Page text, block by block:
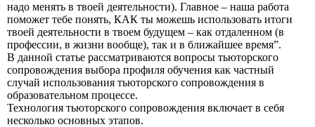
надо менять в твоей деятельности). Главное – наша работа
поможет тебе понять, КАК ты можешь использовать итоги
твоей деятельности в твоем будущем – как отдаленном (в
профессии, в жизни вообще), так и в ближайшее время”.
В данной статье рассматриваются вопросы тьюторского
сопровождения выбора профиля обучения как частный
случай использования тьюторского сопровождения в
образовательном процессе.
Технология тьюторского сопровождения включает в себя
несколько основных этапов.